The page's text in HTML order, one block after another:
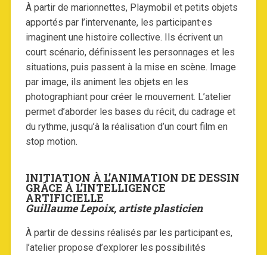
À partir de marionnettes, Playmobil et petits objets
apportés par l’intervenante, les participant·es
imaginent une histoire collective. Ils écrivent un
court scénario, définissent les personnages et les
situations, puis passent à la mise en scène. Image
par image, ils animent les objets en les
photographiant pour créer le mouvement. L’atelier
permet d’aborder les bases du récit, du cadrage et
du rythme, jusqu’à la réalisation d’un court film en
stop motion.
INITIATION À L’ANIMATION DE DESSIN
GRÂCE À L’INTELLIGENCE
ARTIFICIELLE
Guillaume Lepoix, artiste plasticien
À partir de dessins réalisés par les participant·es,
l’atelier propose d’explorer les possibilités